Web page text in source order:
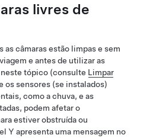
livres de
câmaras estão limpas e sem
e antes de utilizar as
tópico (consulte Limpar
os sensores (se instalados)
como a chuva, e as
podem afetar o
estiver obstruída ou
Y apresenta uma mensagem no